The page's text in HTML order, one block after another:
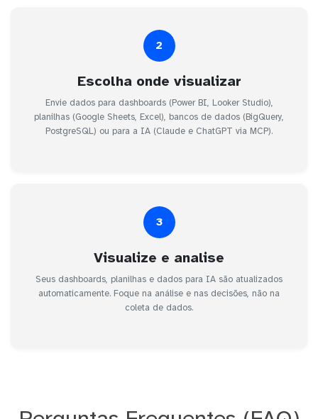
2
Escolha onde visualizar
Envie dados para dashboards (Power BI, Looker Studio),
planilhas (Google Sheets, Excel), bancos de dados (BigQuery,
PostgreSQL) ou para a IA (Claude e ChatGPT via MCP).
3
Visualize e analise
Seus dashboards, planilhas e dados para IA são atualizados
automaticamente. Foque na análise e nas decisões, não na
coleta de dados.